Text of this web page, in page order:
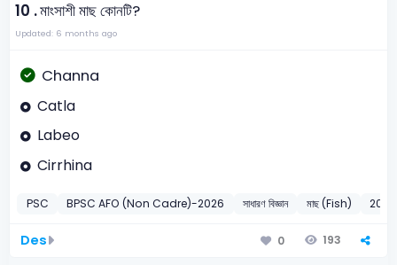
10 .মাংসাশী মাছ কোনটি?
Updated: 6 months ago
Channa
Catla
Labeo
Cirrhina
PSC BPSC AFO (Non Cadre)-2026 সাধারণ বিজ্ঞান মাছ (Fish) 2026
Des 0 193